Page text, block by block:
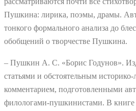
Пушкина: лирика, поэмы, драмы.
тонкого формального анализа до
обобщений о творчестве Пушкина.
– Пушкин А. С. «Борис Годунов».
статьями и обстоятельным
комментарием, подготовленными
филологами-пушкинистами. В книге